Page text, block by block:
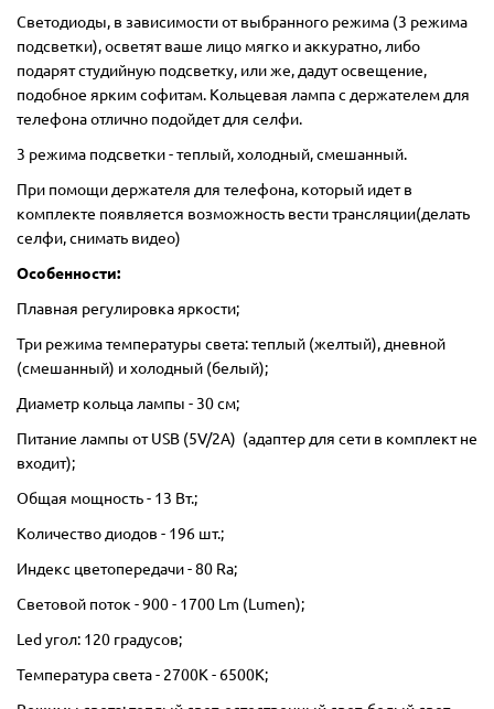
Светодиоды, в зависимости от выбранного режима (3 режима
подсветки), осветят ваше лицо мягко и аккуратно, либо
подарят студийную подсветку, или же, дадут освещение,
подобное ярким софитам. Кольцевая лампа с держателем для
телефона отлично подойдет для селфи.
3 режима подсветки - теплый, холодный, смешанный.
При помощи держателя для телефона, который идет в
комплекте появляется возможность вести трансляции(делать
селфи, снимать видео)
Особенности:
Плавная регулировка яркости;
Три режима температуры света: теплый (желтый), дневной
(смешанный) и холодный (белый);
Диаметр кольца лампы - 30 см;
Питание лампы от USB (5V/2A) (адаптер для сети в комплект не
входит);
Общая мощность - 13 Вт.;
Количество диодов - 196 шт.;
Индекс цветопередачи - 80 Ra;
Световой поток - 900 - 1700 Lm (Lumen);
Led угол: 120 градусов;
Температура света - 2700К - 6500К;